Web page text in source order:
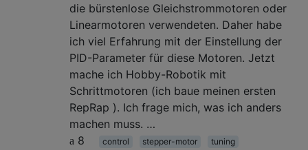
die bürstenlose Gleichstrommotoren oder
Linearmotoren verwendeten. Daher habe
ich viel Erfahrung mit der Einstellung der
PID-Parameter für diese Motoren. Jetzt
mache ich Hobby-Robotik mit
Schrittmotoren (ich baue meinen ersten
RepRap ). Ich frage mich, was ich anders
machen muss. …
8
control stepper-motor tuning